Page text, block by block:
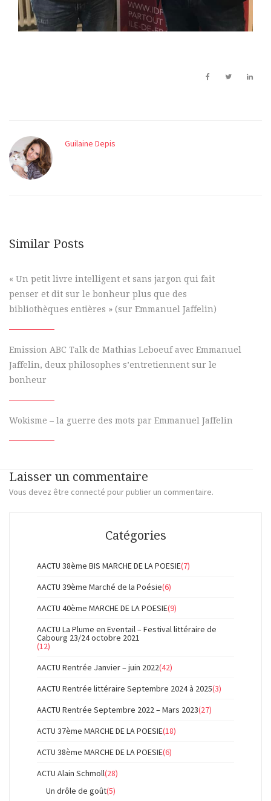
Guilaine Depis
Similar Posts
« Un petit livre intelligent et sans jargon qui fait
penser et dit sur le bonheur plus que des
bibliothèques entières » (sur Emmanuel Jaffelin)
Emission ABC Talk de Mathias Leboeuf avec Emmanuel
Jaffelin, deux philosophes s’entretiennent sur le
bonheur
Wokisme – la guerre des mots par Emmanuel Jaffelin
Laisser un commentaire
Vous devez être connecté pour publier un commentaire.
Catégories
AACTU 38ème BIS MARCHE DE LA POESIE(7)
AACTU 39ème Marché de la Poésie(6)
AACTU 40ème MARCHE DE LA POESIE(9)
AACTU La Plume en Eventail – Festival littéraire de
Cabourg 23/24 octobre 2021
(12)
AACTU Rentrée Janvier – juin 2022(42)
AACTU Rentrée littéraire Septembre 2024 à 2025(3)
AACTU Rentrée Septembre 2022 – Mars 2023(27)
ACTU 37ème MARCHE DE LA POESIE(18)
ACTU 38ème MARCHE DE LA POESIE(6)
ACTU Alain Schmoll(28)
Un drôle de goût(5)